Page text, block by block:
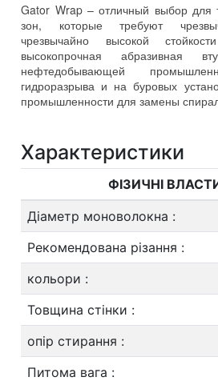
Gator Wrap–отличный выбор
зон, которые требуют
чрезвычайно высокой
высокопрочная абразивная
нефтедобывающей
гидроразрыва и на буровых
промышленности для замены
Характеристики
ФІЗИЧНІ
Діаметр моноволокна :
Рекомендована різання :
кольори :
Товщина стінки :
опір стирання :
Питома вага :